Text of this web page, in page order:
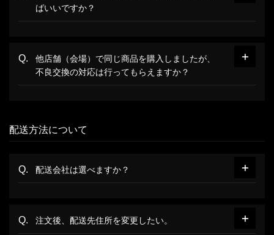
ばいいですか？
他店舗（会場）で同じ商品を購入しましたが、
不良交換の対応は行ってもらえますか？
配送方法について
配送会社は選べますか？
注文後、配送先住所を変更したい。